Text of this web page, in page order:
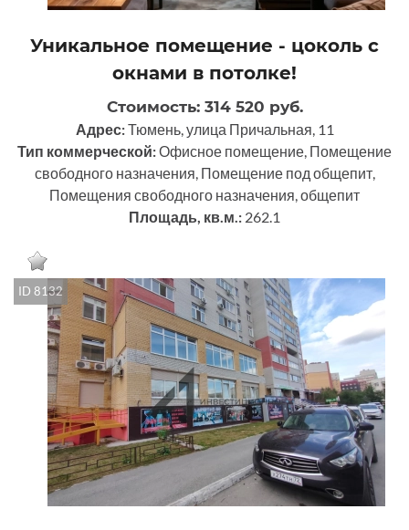
Уникальное помещение - цоколь с
окнами в потолке!
Стоимость: 314 520 руб.
Адрес:Тюмень, улица Причальная, 11
Тип коммерческой:Офисное помещение, Помещение
свободного назначения, Помещение под общепит,
Помещения свободного назначения, общепит
Площадь, кв.м.: 262.1
ID 8132